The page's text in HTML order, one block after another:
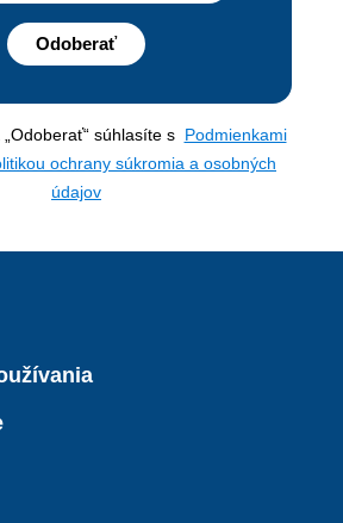
Odoberať
súhlasíte s Podmienkami
ochrany súkromia a osobných
údajov